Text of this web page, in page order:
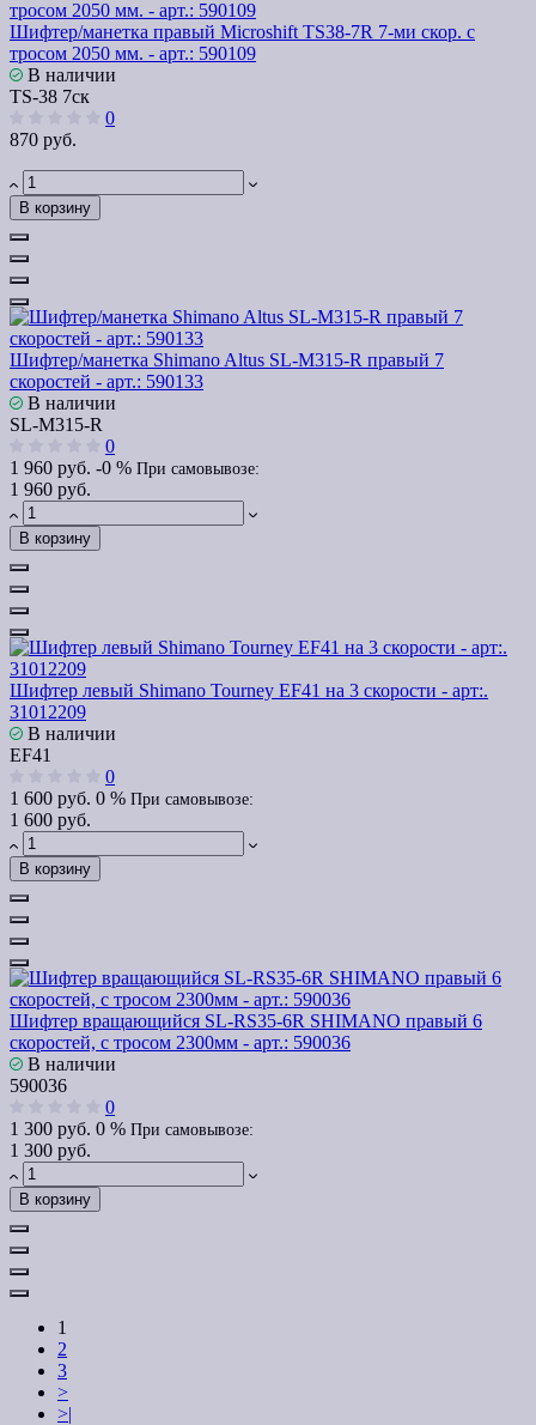
Шифтер/манетка правый Microshift TS38-7R 7-ми скор. с
тросом 2050 мм. - арт.: 590109
В наличии
TS-38 7ск
0
870 руб.
В корзину
Шифтер/манетка Shimano Altus SL-M315-R правый 7
скоростей - арт.: 590133
В наличии
SL-M315-R
0
1 960 руб. -0 % При самовывозе:
1 960 руб.
В корзину
Шифтер левый Shimano Tourney EF41 на 3 скорости - арт:.
31012209
В наличии
EF41
0
1 600 руб. 0 % При самовывозе:
1 600 руб.
В корзину
Шифтер вращающийся SL-RS35-6R SHIMANO правый 6
скоростей, с тросом 2300мм - арт.: 590036
В наличии
590036
0
1 300 руб. 0 % При самовывозе:
1 300 руб.
В корзину
1
2
3
>
>|